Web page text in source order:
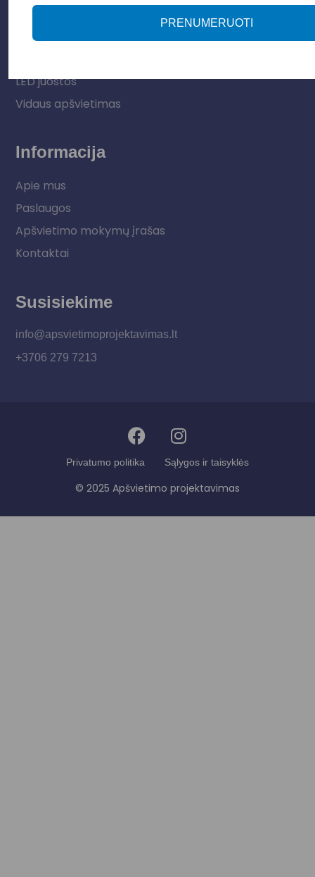
Apšvietimo sistemos
Elektros instaliacija
LED juostos
Vidaus apšvietimas
Informacija
Apie mus
Paslaugos
Apšvietimo mokymų įrašas
Kontaktai
Susisiekime
info@apsvietimoprojektavimas.lt
+3706 279 7213
Privatumo politika Sąlygos ir taisyklės
© 2025 Apšvietimo projektavimas
PRENUMERUOTI